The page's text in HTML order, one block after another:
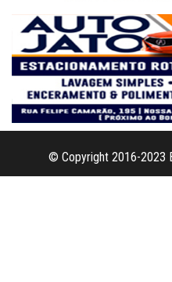
© Copyright 2016-2023